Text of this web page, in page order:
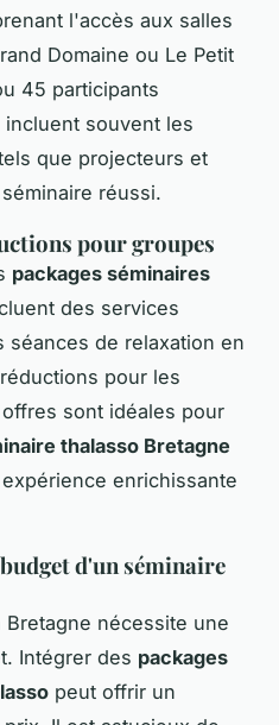
l'accès aux salles
Domaine ou Le Petit
45 participants
souvent les
que projecteurs et
réussi.
pour groupes
packages séminaires
des services
de relaxation en
pour les
sont idéales pour
thalasso Bretagne
enrichissante
d'un séminaire
nécessite une
Intégrer des packages
peut offrir un